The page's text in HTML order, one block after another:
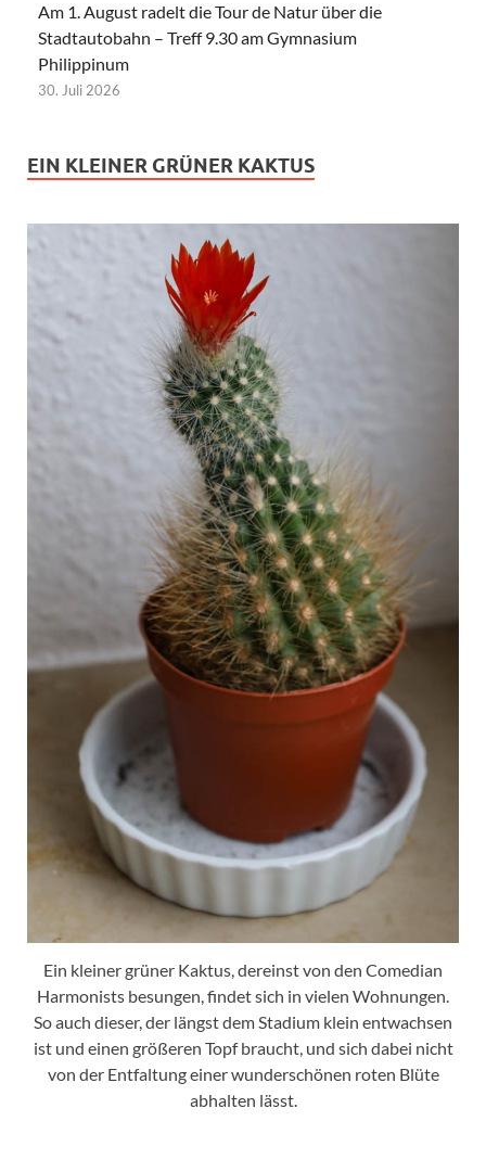
Am 1. August radelt die Tour de Natur über die
Stadtautobahn – Treff 9.30 am Gymnasium
Philippinum
30. Juli 2026
EIN KLEINER GRÜNER KAKTUS
Ein kleiner grüner Kaktus, dereinst von den Comedian
Harmonists besungen, findet sich in vielen Wohnungen.
So auch dieser, der längst dem Stadium klein entwachsen
ist und einen größeren Topf braucht, und sich dabei nicht
von der Entfaltung einer wunderschönen roten Blüte
abhalten lässt.